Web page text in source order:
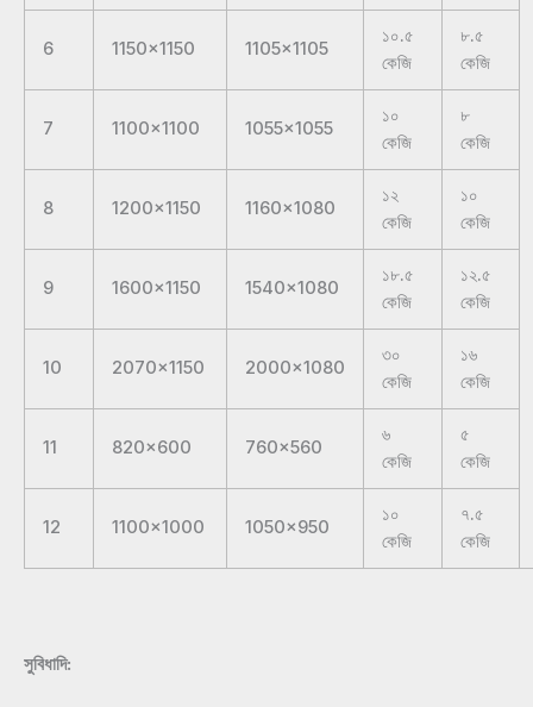
6 1150×1150 1105×1105
১০.৫
কেজি
৮.৫
কেজি
7 1100×1100 1055×1055
১০
কেজি
৮
কেজি
8 1200×1150 1160×1080
১২
কেজি
১০
কেজি
9 1600×1150 1540×1080
১৮.৫
কেজি
১২.৫
কেজি
10 2070×1150 2000×1080
৩০
কেজি
১৬
কেজি
11 820×600 760×560
৬
কেজি
৫
কেজি
12 1100×1000 1050×950
১০
কেজি
৭.৫
কেজি
সুবিধাদি: